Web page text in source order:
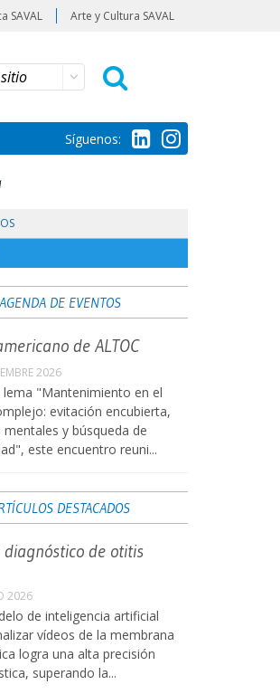
SAVAL Arte y Cultura SAVAL
Síguenos:
AGENDA DE EVENTOS
de ALTOC
2026
lema "Mantenimiento en el
evitación encubierta,
mentales y búsqueda de
este encuentro reuni...
DESTACADOS
de otitis
2026
de inteligencia artificial
vídeos de la membrana
logra una alta precisión
superando la...